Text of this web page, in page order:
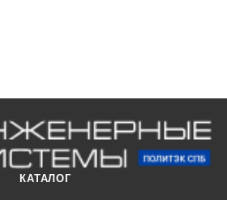
КАТАЛОГ